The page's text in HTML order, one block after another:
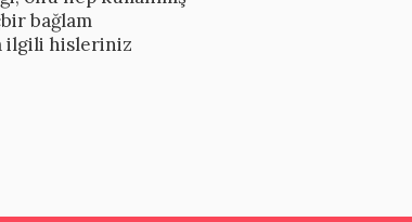
bağlam
ilgili hisleriniz